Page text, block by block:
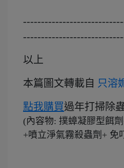
以上
本篇圖文轉載自 只溶
點我購買過年打掃除
(內容物: 撲蟑凝膠型餌
+噴立淨氣霧殺蟲劑+ 免